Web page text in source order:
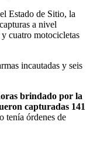
Estado de Sitio, la
a nivel
cuatro motocicletas
incautadas y seis
brindado por la
capturadas 141
tenía órdenes de